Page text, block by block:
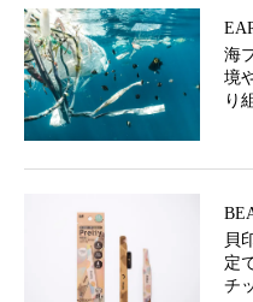
海
境
り
貝
定
チ